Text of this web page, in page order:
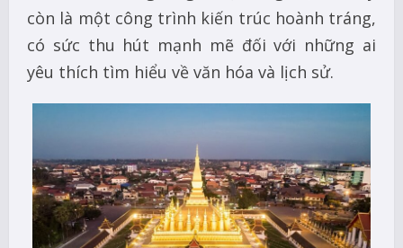
còn là một công trình kiến trúc hoành tráng,
có sức thu hút mạnh mẽ đối với những ai
yêu thích tìm hiểu về văn hóa và lịch sử.